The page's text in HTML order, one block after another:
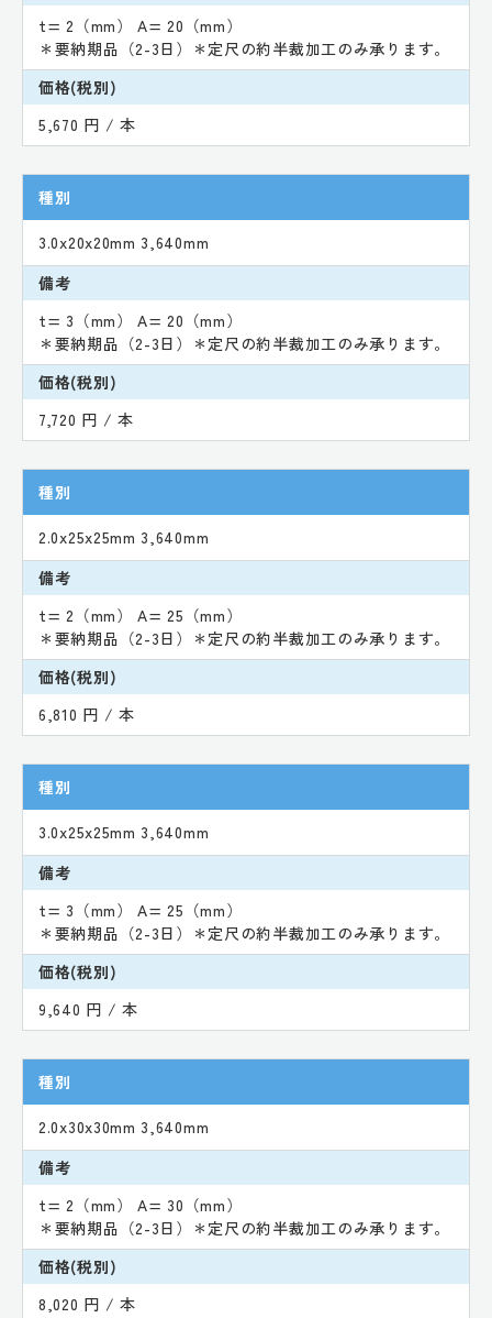
t= 2（mm） A= 20（mm）
＊要納期品（2-3日）＊定尺の約半裁加工のみ承ります。
価格(税別)
5,670 円 / 本
種別
3.0x20x20mm 3,640mm
備考
t= 3（mm） A= 20（mm）
＊要納期品（2-3日）＊定尺の約半裁加工のみ承ります。
価格(税別)
7,720 円 / 本
種別
2.0x25x25mm 3,640mm
備考
t= 2（mm） A= 25（mm）
＊要納期品（2-3日）＊定尺の約半裁加工のみ承ります。
価格(税別)
6,810 円 / 本
種別
3.0x25x25mm 3,640mm
備考
t= 3（mm） A= 25（mm）
＊要納期品（2-3日）＊定尺の約半裁加工のみ承ります。
価格(税別)
9,640 円 / 本
種別
2.0x30x30mm 3,640mm
備考
t= 2（mm） A= 30（mm）
＊要納期品（2-3日）＊定尺の約半裁加工のみ承ります。
価格(税別)
8,020 円 / 本